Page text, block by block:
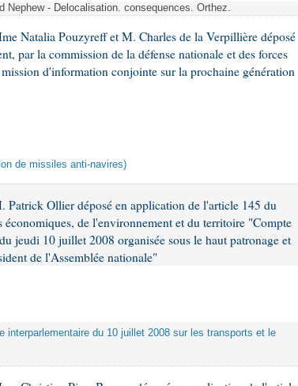
Nephew - Delocalisation. consequences. Orthez.
Natalia Pouzyreff et M. Charles de la Verpillière déposé
par la commission de la défense nationale et des forces
d'information conjointe sur la prochaine génération
de missiles anti-navires)
Patrick Ollier déposé en application de l'article 145 du
économiques, de l'environnement et du territoire "Compte
jeudi 10 juillet 2008 organisée sous le haut patronage et
de l'Assemblée nationale"
interparlementaire du 10 juillet 2008 sur les transports et le